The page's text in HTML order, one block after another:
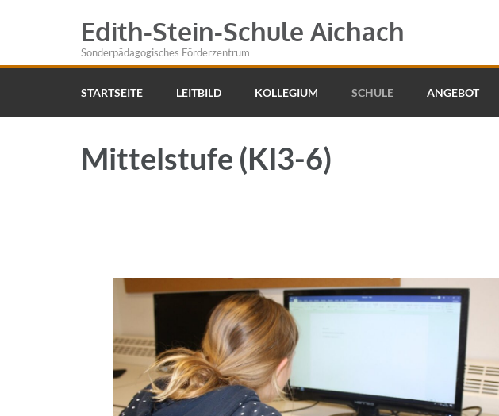
Edith-Stein-Schule Aichach
Sonderpädagogisches Förderzentrum
STARTSEITE LEITBILD KOLLEGIUM SCHULE ANGEBOT
Mittelstufe (Kl3-6)